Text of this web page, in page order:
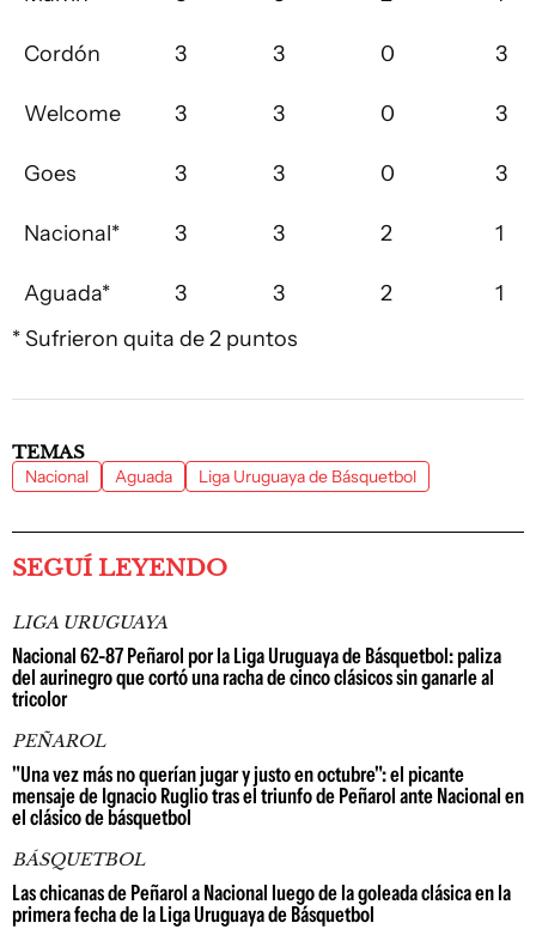
Cordón 3 3 0 3
Welcome 3 3 0 3
Goes 3 3 0 3
Nacional* 3 3 2 1
Aguada* 3 3 2
1
* Sufrieron quita de 2 puntos
TEMAS
Nacional Aguada Liga Uruguaya de Básquetbol
SEGUÍ LEYENDO
LIGA URUGUAYA
Nacional 62-87 Peñarol por la Liga Uruguaya de Básquetbol: paliza
del aurinegro que cortó una racha de cinco clásicos sin ganarle al
tricolor
PEÑAROL
"Una vez más no querían jugar y justo en octubre": el picante
mensaje de Ignacio Ruglio tras el triunfo de Peñarol ante Nacional en
el clásico de básquetbol
BÁSQUETBOL
Las chicanas de Peñarol a Nacional luego de la goleada clásica en la
primera fecha de la Liga Uruguaya de Básquetbol